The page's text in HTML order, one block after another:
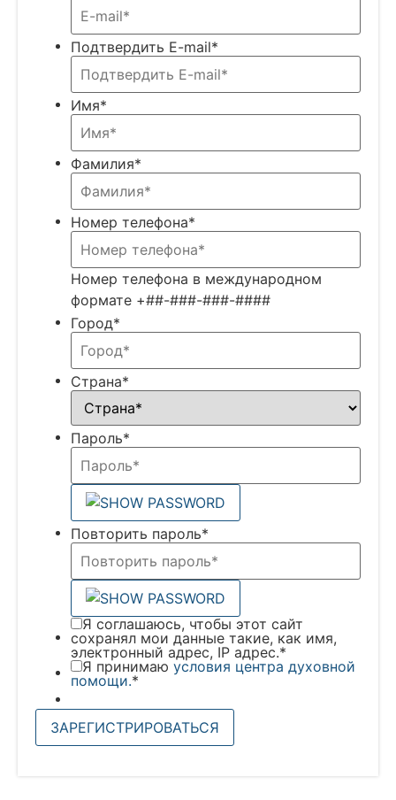
Подтвердить E-mail*
Имя*
Фамилия*
Номер телефона*
Номер телефона в международном
формате +##-###-###-####
Город*
Страна*
Пароль*
Повторить пароль*
Я соглашаюсь, чтобы этот сайт
сохранял мои данные такие, как имя,
электронный адрес, IP адрес.*
Я принимаю условия центра духовной
помощи.*